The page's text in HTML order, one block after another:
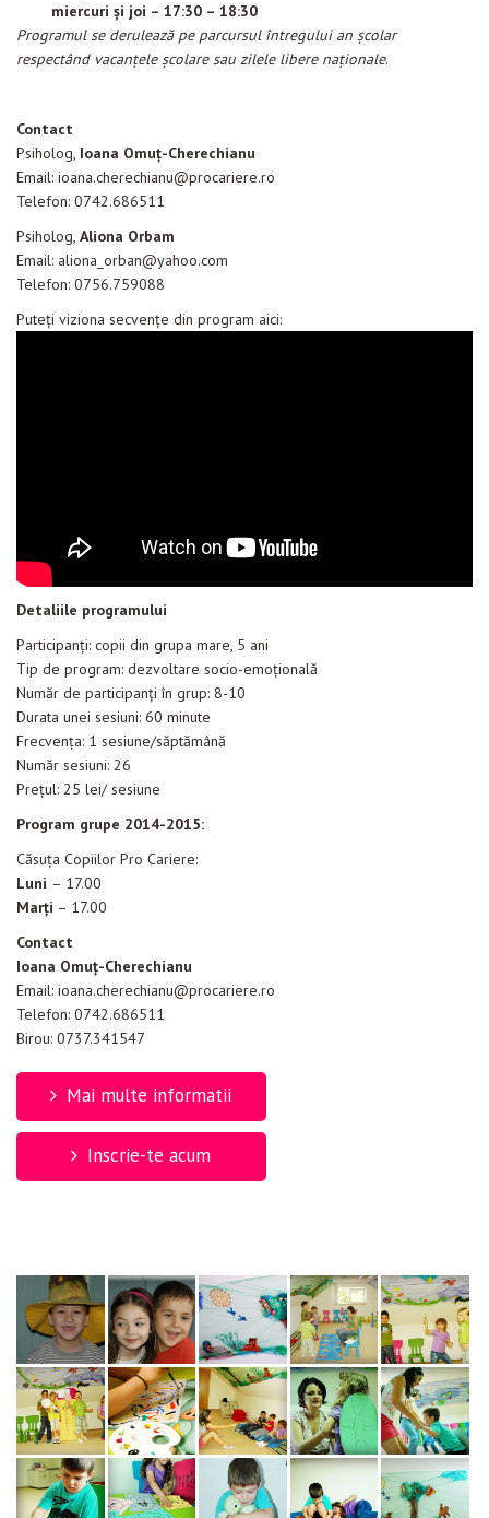
miercuri și joi – 17:30 – 18:30
Programul se derulează pe parcursul întregului an şcolar
respectând vacanţele şcolare sau zilele libere naţionale.
Contact
Psiholog, Ioana Omuț-Cherechianu
Email: ioana.cherechianu@procariere.ro
Telefon: 0742.686511
Psiholog, Aliona Orbam
Email: aliona_orban@yahoo.com
Telefon: 0756.759088
Puteţi viziona secvenţe din program aici:
Detaliile programului
Participanţi: copii din grupa mare, 5 ani
Tip de program: dezvoltare socio-emoțională
Număr de participanţi în grup: 8-10
Durata unei sesiuni: 60 minute
Frecvenţa: 1 sesiune/săptămână
Număr sesiuni: 26
Prețul: 25 lei/ sesiune
Program grupe 2014-2015:
Căsuţa Copiilor Pro Cariere:
Luni – 17.00
Marţi – 17.00
Contact
Ioana Omuț-Cherechianu
Email: ioana.cherechianu@procariere.ro
Telefon: 0742.686511
Birou: 0737.341547
Mai multe informatii
Inscrie-te acum